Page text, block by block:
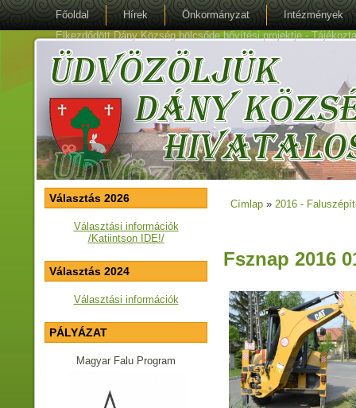
Főoldal Hírek Önkormányzat
Intézmények
Elkezdődött Dány Község bölcsőde bővítési projektje -
Választás 2026
Választási információk
/Katiintson IDE!/
Választás 2024
Választási információk
PÁLYÁZAT
Magyar Falu Program
Jelenlegi hely
Címlap »2016 -
Fsznap 2016